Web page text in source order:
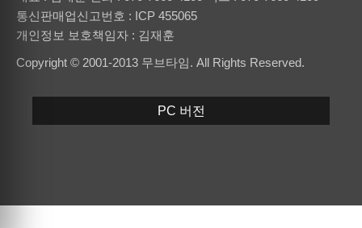
통신판매업신고번호 : ICP 455065
개인정보 보호책임자 : 김재훈
Copyright © 2001-2013 무브타임. All Rights Reserved.
PC 버전